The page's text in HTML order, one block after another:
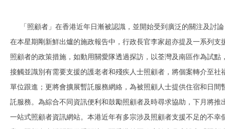
「照顧者」在香港近年日漸被認識，並開始受到廣泛的關注及討論
在本星期剛新鮮出爐的施政報告中，行政長官李家超亦提及一系列支
照顧者的政策措施，如動用關愛隊透過探訪，以荃灣及南區作為試點
接觸並識別有需要支援的護老者和殘疾人士照顧者，將個案轉介至社
單位跟進；更將會擴展暫託服務網絡，為被照顧人士提供住宿和日間
託服務。為綜合不同資訊便利和鼓勵照顧者及時尋求協助，下月將推
一站式照顧者資訊網站。本港近年有多宗涉及照顧者支援不足的不幸